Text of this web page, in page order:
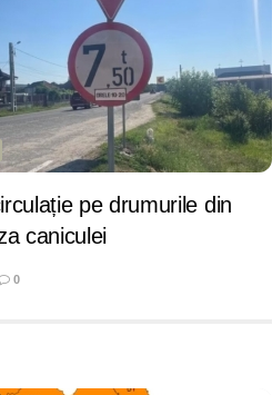
pe drumurile din
caniculei
0